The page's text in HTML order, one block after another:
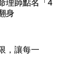
理師點名「4
身
，讓每一